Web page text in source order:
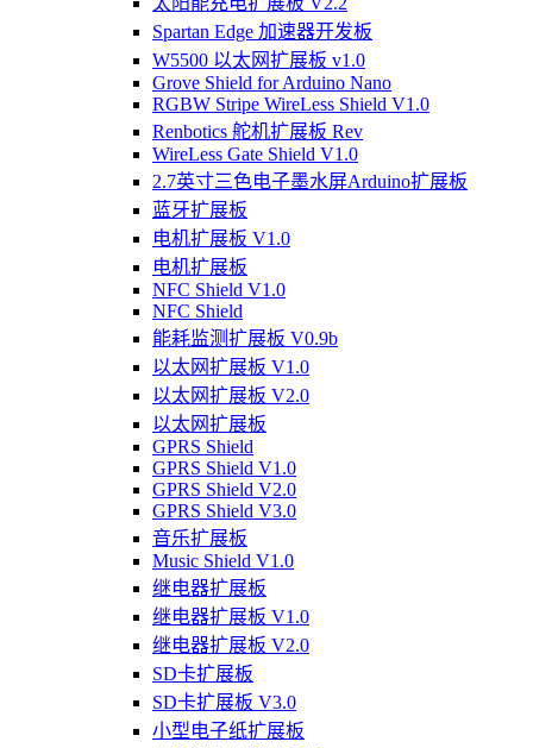
Spartan Edge 加速器开发板
W5500 以太网扩展板 v1.0
Grove Shield for Arduino Nano
RGBW Stripe WireLess Shield V1.0
Renbotics 舵机扩展板 Rev
WireLess Gate Shield V1.0
2.7英寸三色电子墨水屏Arduino扩展板
蓝牙扩展板
电机扩展板 V1.0
电机扩展板
NFC Shield V1.0
NFC Shield
能耗监测扩展板 V0.9b
以太网扩展板 V1.0
以太网扩展板 V2.0
以太网扩展板
GPRS Shield
GPRS Shield V1.0
GPRS Shield V2.0
GPRS Shield V3.0
音乐扩展板
Music Shield V1.0
继电器扩展板
继电器扩展板 V1.0
继电器扩展板 V2.0
SD卡扩展板
SD卡扩展板 V3.0
小型电子纸扩展板